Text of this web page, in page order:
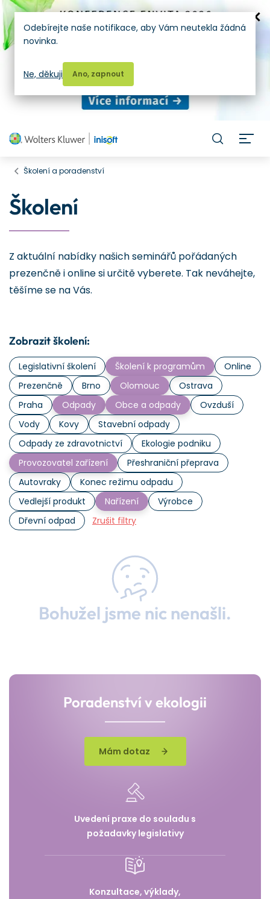
Školení a poradenství
Školení
Z aktuální nabídky našich seminářů pořádaných
prezenčně i online si určitě vyberete. Tak neváhejte,
těšíme se na Vás.
Zobrazit školení:
Legislativní školení Školení k programům
Online
Prezenčně
Brno Olomouc
Ostrava
Praha
Odpady Obce a odpady
Ovzduší
Vody
Kovy
Stavební odpady
Odpady ze zdravotnictví
Ekologie podniku
Provozovatel zařízení
Přeshraniční přeprava
Autovraky
Konec režimu odpadu
Vedlejší produkt
Nařízení
Výrobce
Dřevní odpad
Zrušit filtry
Bohužel jsme nic nenašli.
Poradenství v ekologii
Mám dotaz
Uvedení praxe do souladu s
požadavky legislativy
Konzultace, výklady,
Odebírejte naše notifikace, aby Vám neutekla žádná
novinka.
Ano, zapnout
Ne, děkuji